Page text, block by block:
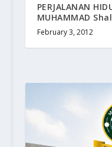
PERJALANAN
MUHAMMAD
February 3, 2012